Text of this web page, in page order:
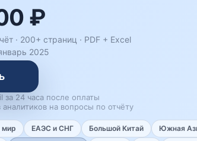
₽
· 200+ страниц · PDF + Excel
2025
за 24 часа после оплаты
аналитиков на вопросы по отчёту
мир ЕАЭС и СНГ Большой Китай Южная